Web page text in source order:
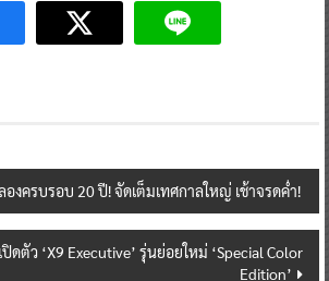
งครบรอบ 20 ปี! จัดเต็มเทศกาลใหญ่ เช้าจรดค่ำ!
ปิดตัว ‘X9 Executive’ รุ่นย่อยใหม่ ‘Special Color
Edition’